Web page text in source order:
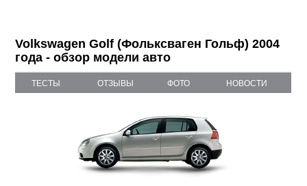
Volkswagen Golf (Фольксваген Гольф) 2004
года - обзор модели авто
ТЕСТЫ ОТЗЫВЫ ФОТО НОВОСТИ